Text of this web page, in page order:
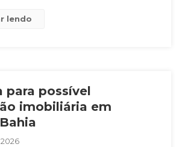
lendo
para possível
imobiliária em